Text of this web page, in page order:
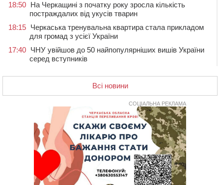
18:50 На Черкащині з початку року зросла кількість
постраждалих від укусів тварин
18:15 Черкаська тренувальна квартира стала прикладом
для громад з усієї України
17:40 ЧНУ увійшов до 50 найпопулярніших вишів України
серед вступників
контейнерний майданчик
16:32
Без розтину грудної клітки: у Черкасах 75-річній
пацієнтці замінили аортальний клапан
У Черкаському онкоцентрі встановили сонячну
електростанцію за понад пів мільйона гривень
У Київській області прощаються з полеглим на
фронті жителем Монастирищини
У Черкасах містяни через нову скляну зупинку і
вирізані дерева потерпають від спеки: Бондаренко
Всі новини
СОЦІАЛЬНА РЕКЛАМА